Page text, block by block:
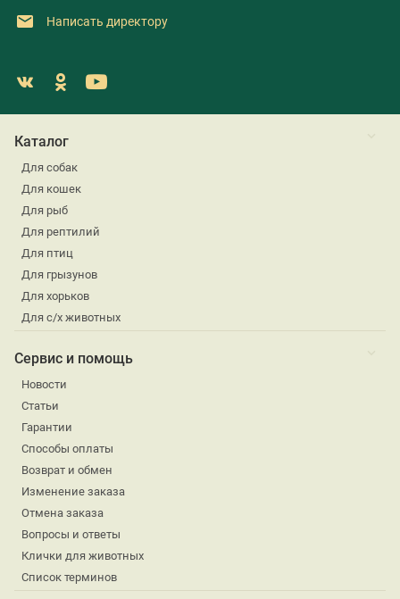
Написать директору
Каталог
Для собак
Для кошек
Для рыб
Для рептилий
Для птиц
Для грызунов
Для хорьков
Для с/х животных
Сервис и помощь
Новости
Статьи
Гарантии
Способы оплаты
Возврат и обмен
Изменение заказа
Отмена заказа
Вопросы и ответы
Клички для животных
Список терминов